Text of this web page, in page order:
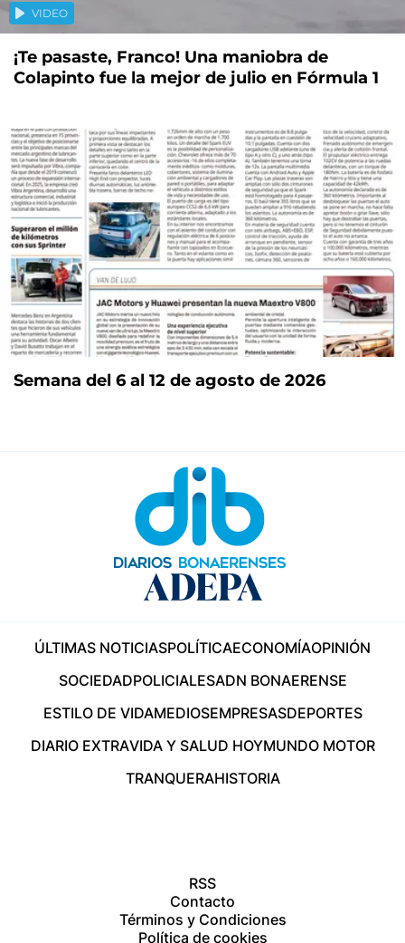
VIDEO
¡Te pasaste, Franco! Una maniobra de
Colapinto fue la mejor de julio en Fórmula 1
Semana del 6 al 12 de agosto de 2026
ÚLTIMAS NOTICIASPOLÍTICAECONOMÍAOPINIÓN
SOCIEDADPOLICIALESADN BONAERENSE
ESTILO DE VIDAMEDIOSEMPRESASDEPORTES
DIARIO EXTRAVIDA Y SALUD HOYMUNDO MOTOR
TRANQUERAHISTORIA
RSS
Contacto
Términos y Condiciones
Política de cookies